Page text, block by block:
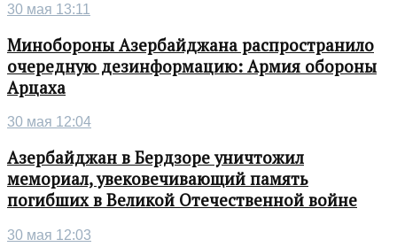
30 мая 13:11
Минобороны Азербайджана распространило
очередную дезинформацию: Армия обороны
Арцаха
30 мая 12:04
Азербайджан в Бердзоре уничтожил
мемориал, увековечивающий память
погибших в Великой Отечественной войне
30 мая 12:03